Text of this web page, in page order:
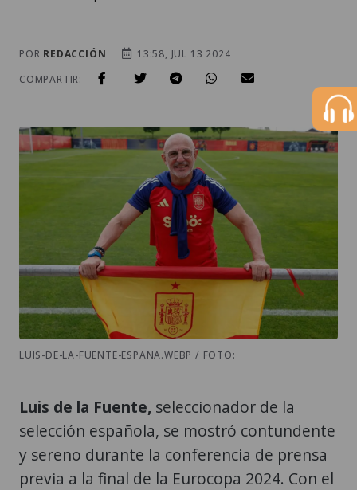
POR REDACCIÓN
13:58, JUL 13 2024
COMPARTIR:
LUIS-DE-LA-FUENTE-ESPANA.WEBP / FOTO:
Luis de la Fuente, seleccionador de la
selección española, se mostró contundente
y sereno durante la conferencia de prensa
previa a la final de la Eurocopa 2024. Con el